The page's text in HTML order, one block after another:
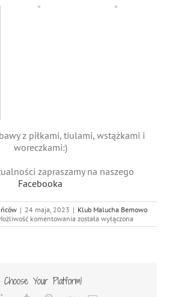
z piłkami, tiulami, wstążkami i
woreczkami:)
zapraszamy na naszego
Facebooka
| 24 maja, 2023 | Klub Malucha Bemowo
komentowania Wiosenne
gry
została wyłączona
Your Platform!